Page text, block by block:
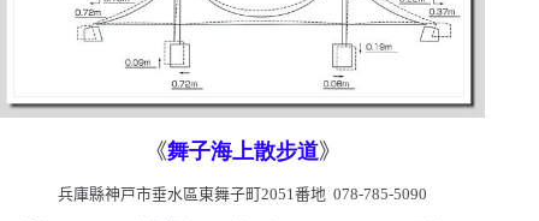
《舞子海上散步道》
兵庫縣神戸市垂水區東舞子町2051番地 078-785-5090